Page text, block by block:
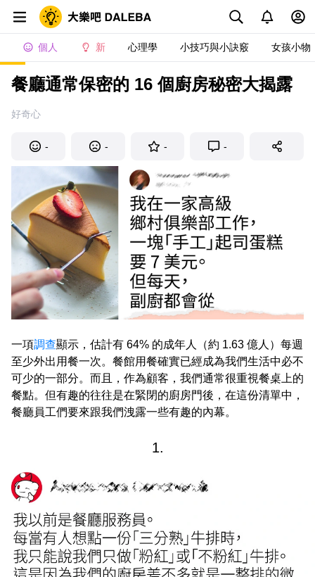
個人 新 心理學 小技巧與小訣竅 女孩小物
餐廳通常保密的 16 個廚房秘密大揭露
好奇心
- - - -
一項調查顯示，估計有 64% 的成年人（約 1.63 億人）每週
至少外出用餐一次。餐館用餐確實已經成為我們生活中必不
可少的一部分。而且，作為顧客，我們通常很重視餐桌上的
餐點。但有趣的往往是在緊閉的廚房門後，在這份清單中，
餐廳員工們要來跟我們洩露一些有趣的內幕。
1.